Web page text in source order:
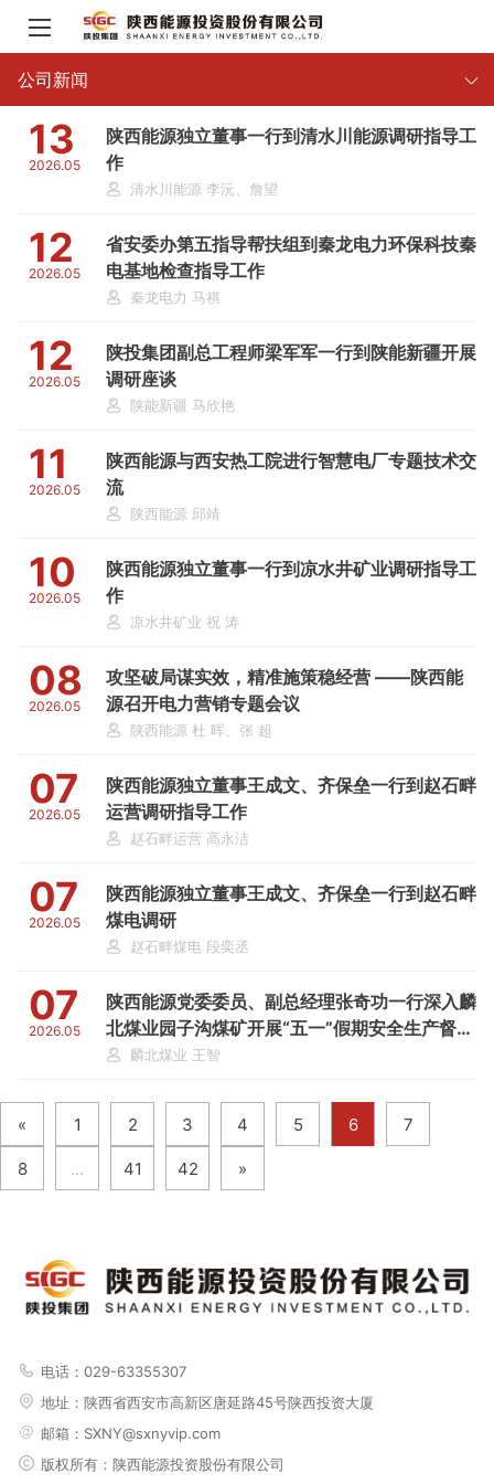
公司新闻
13
2026.05
陕西能源独立董事一行到清水川能源调研指导工
作
清水川能源 李沅、詹望
12
2026.05
省安委办第五指导帮扶组到秦龙电力环保科技秦
电基地检查指导工作
秦龙电力 马祺
12
2026.05
陕投集团副总工程师梁军军一行到陕能新疆开展
调研座谈
陕能新疆 马欣艳
11
2026.05
陕西能源与西安热工院进行智慧电厂专题技术交
流
陕西能源 邱靖
10
2026.05
陕西能源独立董事一行到凉水井矿业调研指导工
作
凉水井矿业 祝 涛
08
2026.05
攻坚破局谋实效，精准施策稳经营 ——陕西能
源召开电力营销专题会议
陕西能源 杜 晖、张 超
07
2026.05
陕西能源独立董事王成文、齐保垒一行到赵石畔
运营调研指导工作
赵石畔运营 高永洁
07
2026.05
陕西能源独立董事王成文、齐保垒一行到赵石畔
煤电调研
赵石畔煤电 段奕丞
07
2026.05
陕西能源党委委员、副总经理张奇功一行深入麟
北煤业园子沟煤矿开展“五一”假期安全生产督导
检查麟北煤业 王智
« 1 2 3 4 5 6 7
8 ... 41 42 »
电话：029-63355307
地址： 陕西省西安市高新区唐延路45号陕西投资大厦
邮箱：SXNY@sxnyvip.com
版权所有：陕西能源投资股份有限公司